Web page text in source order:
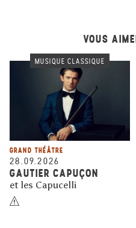
VOUS
MUSIQUE CLASSIQUE
GRAND THÉÂTRE
28.09.2026
GAUTIER CAPUÇON
et les Capucelli